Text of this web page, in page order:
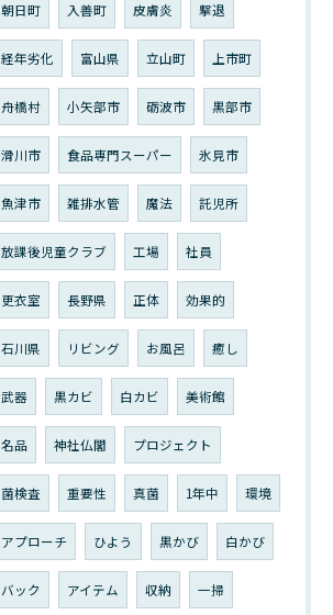
朝日町 入善町 皮膚炎 撃退
経年劣化 富山県 立山町 上市町
舟橋村 小矢部市 砺波市 黒部市
滑川市 食品専門スーパー 氷見市
魚津市 雑排水管 魔法 託児所
放課後児童クラブ 工場 社員
更衣室 長野県 正体 効果的
石川県 リビング お風呂 癒し
武器 黒カビ 白カビ 美術館
名品 神社仏閣 プロジェクト
菌検査 重要性 真菌 1年中 環境
アプローチ ひよう 黒かび 白かび
バック アイテム 収納 一掃